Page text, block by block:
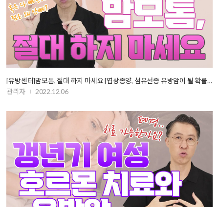
[유방센터]맘모톰, 절대 하지 마세요 [엽상종양, 섬유선종 유방암이 될 확률…
관리자
2022.12.06